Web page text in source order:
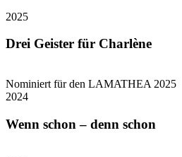
2025
Drei Geister für Charlène
Nominiert für den LAMATHEA 2025
2024
Wenn schon – denn schon